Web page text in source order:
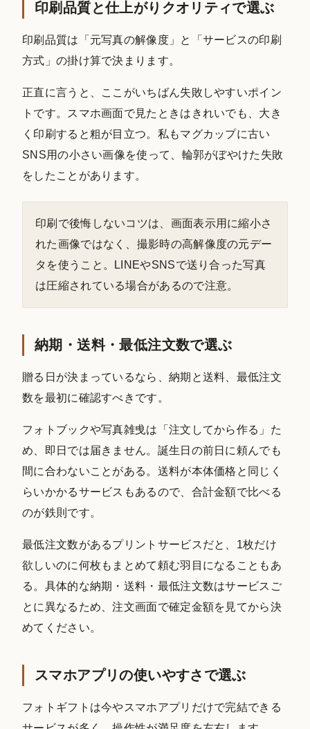
印刷品質と仕上がりクオリティで選ぶ
印刷品質は「元写真の解像度」と「サービスの印刷
方式」の掛け算で決まります。
正直に言うと、ここがいちばん失敗しやすいポイン
トです。スマホ画面で見たときはきれいでも、大き
く印刷すると粗が目立つ。私もマグカップに古い
SNS用の小さい画像を使って、輪郭がぼやけた失敗
をしたことがあります。
印刷で後悔しないコツは、画面表示用に縮小さ
れた画像ではなく、撮影時の高解像度の元デー
タを使うこと。LINEやSNSで送り合った写真
は圧縮されている場合があるので注意。
納期・送料・最低注文数で選ぶ
贈る日が決まっているなら、納期と送料、最低注文
数を最初に確認すべきです。
フォトブックや写真雑曵は「注文してから作る」た
め、即日では届きません。誕生日の前日に頼んでも
間に合わないことがある。送料が本体価格と同じく
らいかかるサービスもあるので、合計金額で比べる
のが鉄則です。
最低注文数があるプリントサービスだと、1枚だけ
欲しいのに何枚もまとめて頼む羽目になることもあ
る。具体的な納期・送料・最低注文数はサービスご
とに異なるため、注文画面で確定金額を見てから決
めてください。
スマホアプリの使いやすさで選ぶ
フォトギフトは今やスマホアプリだけで完結できる